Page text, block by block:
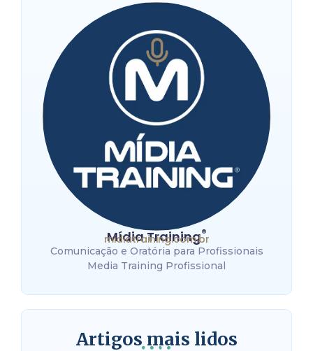
Mídia Training®
midiatraining.com.br
Comunicação e Oratória para Profissionais
Media Training Profissional
Artigos mais lidos